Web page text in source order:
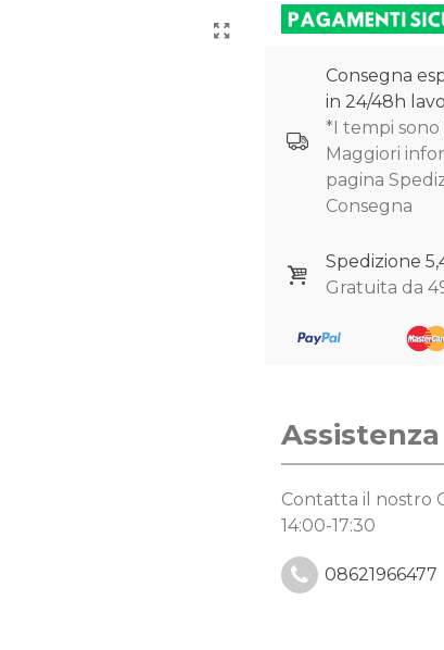
Consegna
in 24/48h
*I tempi sono
Maggiori
pagina
Consegna
Spedizione
Gratuita da
Contatta il nostro
14:00-17:30
08621966477